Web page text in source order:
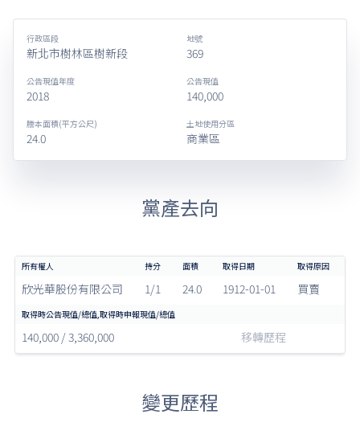
行政區段
新北市樹林區樹新段
地號
369
公告現值年度
2018
公告現值
140,000
謄本面積(平方公尺)
24.0
土地使用分區
商業區
黨產去向
欣光華股份有限公司 1/1 24.0 1912-01-01 買賣
140,000 / 3,360,000 移轉歷程
變更歷程